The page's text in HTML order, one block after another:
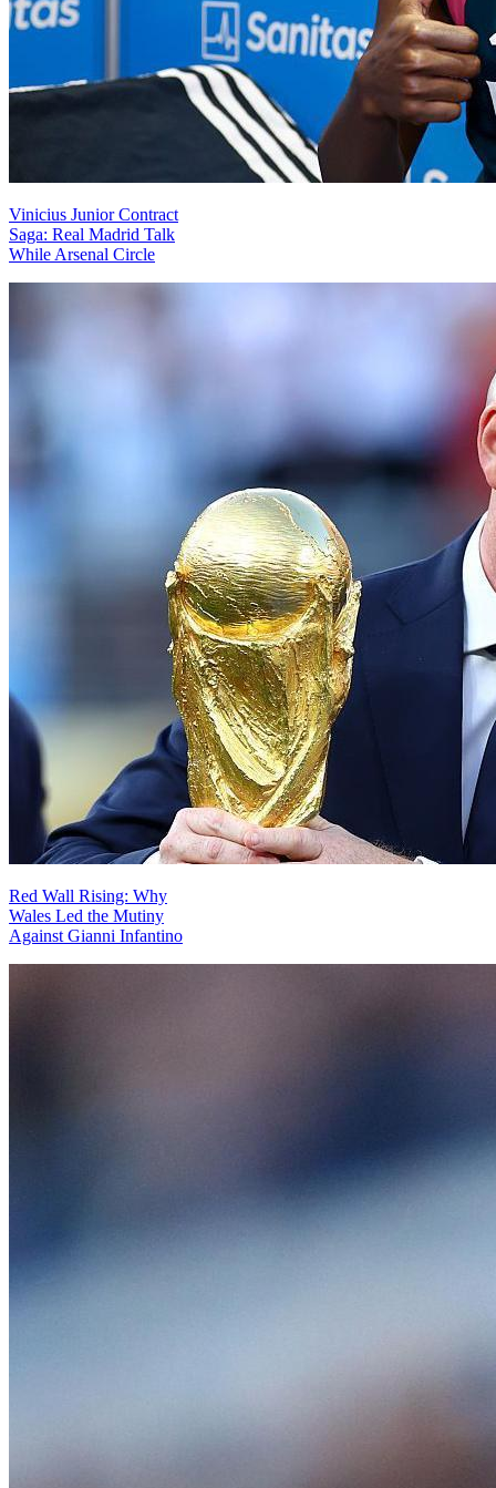
Vinicius Junior Contract
Saga: Real Madrid Talk
While Arsenal Circle
Red Wall Rising: Why
Wales Led the Mutiny
Against Gianni Infantino